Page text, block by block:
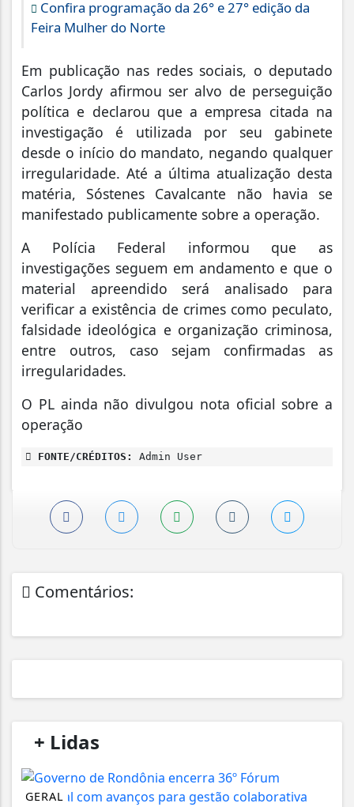
Confira programação da 26° e 27° edição da
Feira Mulher do Norte
Em publicação nas redes sociais, o deputado
Carlos Jordy afirmou ser alvo de perseguição
política e declarou que a empresa citada na
investigação é utilizada por seu gabinete
desde o início do mandato, negando qualquer
irregularidade. Até a última atualização desta
matéria, Sóstenes Cavalcante não havia se
manifestado publicamente sobre a operação.
A Polícia Federal informou que as
investigações seguem em andamento e que o
material apreendido será analisado para
verificar a existência de crimes como peculato,
falsidade ideológica e organização criminosa,
entre outros, caso sejam confirmadas as
irregularidades.
O PL ainda não divulgou nota oficial sobre a
operação
FONTE/CRÉDITOS: Admin User
Comentários:
+ Lidas
GERAL